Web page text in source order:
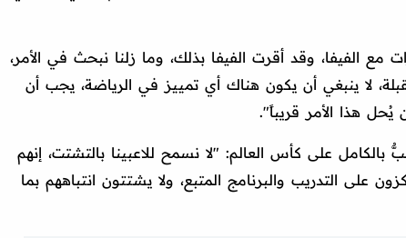
مع الفيفا، وقد أقرت الفيفا بذلك، وما زلنا نبحث في الأمر،
لا ينبغي أن يكون هناك أي تمييز في الرياضة، يجب أن
هذا الأمر قريباً".
على كأس العالم: "لا نسمح للاعبينا بالتشتت، إنهم
على التدريب والبرنامج المتبع، ولا يشتتون انتباههم بما